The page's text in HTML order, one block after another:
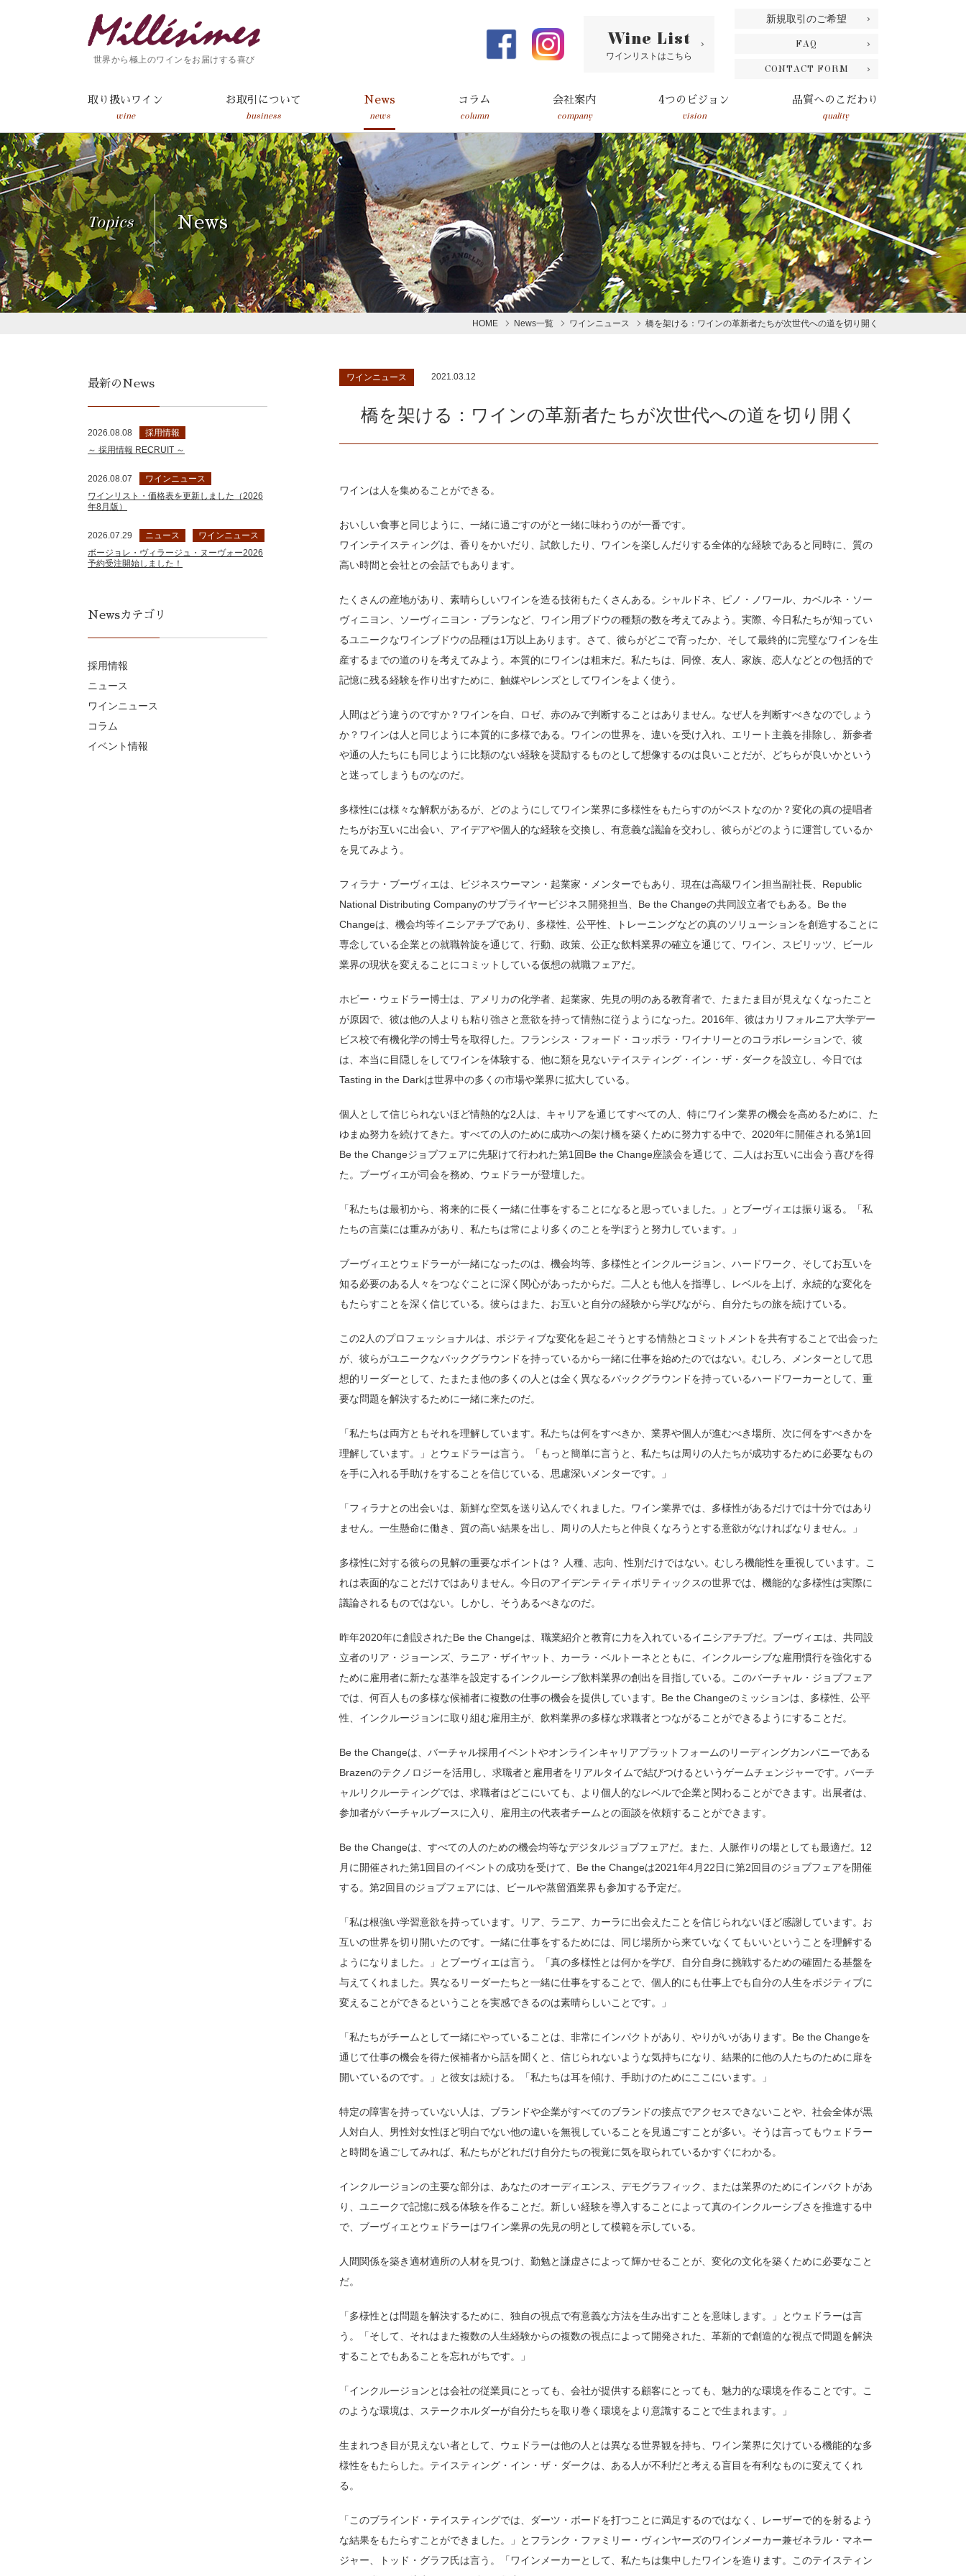
世界から極上のワインをお届けする喜び
Wine List
ワインリストはこちら
新規取引のご希望
FAQ
CONTACT FORM
取り扱いワイン
wine
お取引について
business
News
news
コラム
column
会社案内
company
4つのビジョン
vision
品質へのこだわり
quality
Topics News
HOME News一覧 ワインニュース 橋を架ける：ワインの革新者たちが次世代への道を切り開く
ワインニュース 2021.03.12
橋を架ける：ワインの革新者たちが次世代への道を切り開く
ワインは人を集めることができる。
おいしい食事と同じように、一緒に過ごすのがと一緒に味わうのが一番です。
ワインテイスティングは、香りをかいだり、試飲したり、ワインを楽しんだりする全体的な経験であると同時に、質の
高い時間と会社との会話でもあります。
たくさんの産地があり、素晴らしいワインを造る技術もたくさんある。シャルドネ、ピノ・ノワール、カベルネ・ソー
ヴィニヨン、ソーヴィニヨン・ブランなど、ワイン用ブドウの種類の数を考えてみよう。実際、今日私たちが知ってい
るユニークなワインブドウの品種は1万以上あります。さて、彼らがどこで育ったか、そして最終的に完璧なワインを生
産するまでの道のりを考えてみよう。本質的にワインは粗末だ。私たちは、同僚、友人、家族、恋人などとの包括的で
記憶に残る経験を作り出すために、触媒やレンズとしてワインをよく使う。
人間はどう違うのですか？ワインを白、ロゼ、赤のみで判断することはありません。なぜ人を判断すべきなのでしょう
か？ワインは人と同じように本質的に多様である。ワインの世界を、違いを受け入れ、エリート主義を排除し、新参者
や通の人たちにも同じように比類のない経験を奨励するものとして想像するのは良いことだが、どちらが良いかという
と迷ってしまうものなのだ。
多様性には様々な解釈があるが、どのようにしてワイン業界に多様性をもたらすのがベストなのか？変化の真の提唱者
たちがお互いに出会い、アイデアや個人的な経験を交換し、有意義な議論を交わし、彼らがどのように運営しているか
を見てみよう。
フィラナ・ブーヴィエは、ビジネスウーマン・起業家・メンターでもあり、現在は高級ワイン担当副社長、Republic
National Distributing Companyのサプライヤービジネス開発担当、Be the Changeの共同設立者でもある。Be the
Changeは、機会均等イニシアチブであり、多様性、公平性、トレーニングなどの真のソリューションを創造することに
専念している企業との就職斡旋を通じて、行動、政策、公正な飲料業界の確立を通じて、ワイン、スピリッツ、ビール
業界の現状を変えることにコミットしている仮想の就職フェアだ。
ホビー・ウェドラー博士は、アメリカの化学者、起業家、先見の明のある教育者で、たまたま目が見えなくなったこと
が原因で、彼は他の人よりも粘り強さと意欲を持って情熱に従うようになった。2016年、彼はカリフォルニア大学デー
ビス校で有機化学の博士号を取得した。フランシス・フォード・コッポラ・ワイナリーとのコラボレーションで、彼
は、本当に目隠しをしてワインを体験する、他に類を見ないテイスティング・イン・ザ・ダークを設立し、今日では
Tasting in the Darkは世界中の多くの市場や業界に拡大している。
個人として信じられないほど情熱的な2人は、キャリアを通じてすべての人、特にワイン業界の機会を高めるために、た
ゆまぬ努力を続けてきた。すべての人のために成功への架け橋を築くために努力する中で、2020年に開催される第1回
Be the Changeジョブフェアに先駆けて行われた第1回Be the Change座談会を通じて、二人はお互いに出会う喜びを得
た。ブーヴィエが司会を務め、ウェドラーが登壇した。
「私たちは最初から、将来的に長く一緒に仕事をすることになると思っていました。」とブーヴィエは振り返る。「私
たちの言葉には重みがあり、私たちは常により多くのことを学ぼうと努力しています。」
ブーヴィエとウェドラーが一緒になったのは、機会均等、多様性とインクルージョン、ハードワーク、そしてお互いを
知る必要のある人々をつなぐことに深く関心があったからだ。二人とも他人を指導し、レベルを上げ、永続的な変化を
もたらすことを深く信じている。彼らはまた、お互いと自分の経験から学びながら、自分たちの旅を続けている。
この2人のプロフェッショナルは、ポジティブな変化を起こそうとする情熱とコミットメントを共有することで出会った
が、彼らがユニークなバックグラウンドを持っているから一緒に仕事を始めたのではない。むしろ、メンターとして思
想的リーダーとして、たまたま他の多くの人とは全く異なるバックグラウンドを持っているハードワーカーとして、重
要な問題を解決するために一緒に来たのだ。
「私たちは両方ともそれを理解しています。私たちは何をすべきか、業界や個人が進むべき場所、次に何をすべきかを
理解しています。」とウェドラーは言う。「もっと簡単に言うと、私たちは周りの人たちが成功するために必要なもの
を手に入れる手助けをすることを信じている、思慮深いメンターです。」
「フィラナとの出会いは、新鮮な空気を送り込んでくれました。ワイン業界では、多様性があるだけでは十分ではあり
ません。一生懸命に働き、質の高い結果を出し、周りの人たちと仲良くなろうとする意欲がなければなりません。」
多様性に対する彼らの見解の重要なポイントは？ 人種、志向、性別だけではない。むしろ機能性を重視しています。こ
れは表面的なことだけではありません。今日のアイデンティティポリティックスの世界では、機能的な多様性は実際に
議論されるものではない。しかし、そうあるべきなのだ。
昨年2020年に創設されたBe the Changeは、職業紹介と教育に力を入れているイニシアチブだ。ブーヴィエは、共同設
立者のリア・ジョーンズ、ラニア・ザイヤット、カーラ・ベルトーネとともに、インクルーシブな雇用慣行を強化する
ために雇用者に新たな基準を設定するインクルーシブ飲料業界の創出を目指している。このバーチャル・ジョブフェア
では、何百人もの多様な候補者に複数の仕事の機会を提供しています。Be the Changeのミッションは、多様性、公平
性、インクルージョンに取り組む雇用主が、飲料業界の多様な求職者とつながることができるようにすることだ。
Be the Changeは、バーチャル採用イベントやオンラインキャリアプラットフォームのリーディングカンパニーである
Brazenのテクノロジーを活用し、求職者と雇用者をリアルタイムで結びつけるというゲームチェンジャーです。バーチ
ャルリクルーティングでは、求職者はどこにいても、より個人的なレベルで企業と関わることができます。出展者は、
参加者がバーチャルブースに入り、雇用主の代表者チームとの面談を依頼することができます。
Be the Changeは、すべての人のための機会均等なデジタルジョブフェアだ。また、人脈作りの場としても最適だ。12
月に開催された第1回目のイベントの成功を受けて、Be the Changeは2021年4月22日に第2回目のジョブフェアを開催
する。第2回目のジョブフェアには、ビールや蒸留酒業界も参加する予定だ。
「私は根強い学習意欲を持っています。リア、ラニア、カーラに出会えたことを信じられないほど感謝しています。お
互いの世界を切り開いたのです。一緒に仕事をするためには、同じ場所から来ていなくてもいいということを理解する
ようになりました。」とブーヴィエは言う。「真の多様性とは何かを学び、自分自身に挑戦するための確固たる基盤を
与えてくれました。異なるリーダーたちと一緒に仕事をすることで、個人的にも仕事上でも自分の人生をポジティブに
変えることができるということを実感できるのは素晴らしいことです。」
「私たちがチームとして一緒にやっていることは、非常にインパクトがあり、やりがいがあります。Be the Changeを
通じて仕事の機会を得た候補者から話を聞くと、信じられないような気持ちになり、結果的に他の人たちのために扉を
開いているのです。」と彼女は続ける。「私たちは耳を傾け、手助けのためにここにいます。」
特定の障害を持っていない人は、ブランドや企業がすべてのブランドの接点でアクセスできないことや、社会全体が黒
人対白人、男性対女性ほど明白でない他の違いを無視していることを見過ごすことが多い。そうは言ってもウェドラー
と時間を過ごしてみれば、私たちがどれだけ自分たちの視覚に気を取られているかすぐにわかる。
インクルージョンの主要な部分は、あなたのオーディエンス、デモグラフィック、または業界のためにインパクトがあ
り、ユニークで記憶に残る体験を作ることだ。新しい経験を導入することによって真のインクルーシブさを推進する中
で、ブーヴィエとウェドラーはワイン業界の先見の明として模範を示している。
人間関係を築き適材適所の人材を見つけ、勤勉と謙虚さによって輝かせることが、変化の文化を築くために必要なこと
だ。
「多様性とは問題を解決するために、独自の視点で有意義な方法を生み出すことを意味します。」とウェドラーは言
う。「そして、それはまた複数の人生経験からの複数の視点によって開発された、革新的で創造的な視点で問題を解決
することでもあることを忘れがちです。」
「インクルージョンとは会社の従業員にとっても、会社が提供する顧客にとっても、魅力的な環境を作ることです。こ
のような環境は、ステークホルダーが自分たちを取り巻く環境をより意識することで生まれます。」
生まれつき目が見えない者として、ウェドラーは他の人とは異なる世界観を持ち、ワイン業界に欠けている機能的な多
様性をもたらした。テイスティング・イン・ザ・ダークは、ある人が不利だと考える盲目を有利なものに変えてくれ
る。
「このブラインド・テイスティングでは、ダーツ・ボードを打つことに満足するのではなく、レーザーで的を射るよう
な結果をもたらすことができました。」とフランク・ファミリー・ヴィンヤーズのワインメーカー兼ゼネラル・マネー
ジャー、トッド・グラフ氏は言う。「ワインメーカーとして、私たちは集中したワインを造ります。このテイスティン
最新のNews
2026.08.08
採用情報
～ 採用情報 RECRUIT ～
2026.08.07
ワインニュース
ワインリスト・価格表を更新しました（2026
年8月版）
2026.07.29 ニュース
ワインニュース
ボージョレ・ヴィラージュ・ヌーヴォー2026
予約受注開始しました！
Newsカテゴリ
採用情報
ニュース
ワインニュース
コラム
イベント情報